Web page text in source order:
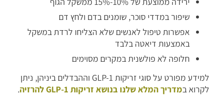
שיפור במדדי סוכר, שומנים בדם ולחץ דם
אפשרות טיפול לאנשים שלא הצליחו לרדת במשקל
באמצעות דיאטה בלבד
חלופה לא פולשנית במקרים מסוימים
למידע מפורט על סוגי זריקות GLP-1 וההבדלים ביניהן, ניתן
לקרוא במדריך המלא שלנו בנושא זריקות GLP-1 להרזיה .